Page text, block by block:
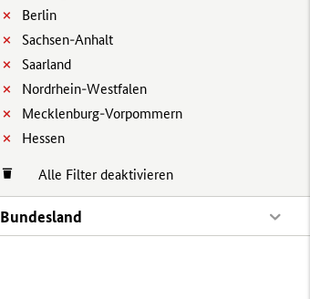
Berlin
Sachsen-Anhalt
Saarland
Nordrhein-Westfalen
Mecklenburg-Vorpommern
Hessen
Alle Filter deaktivieren
Bundesland